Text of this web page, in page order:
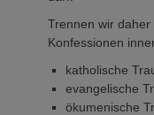
Trennen wir
Konfessionen
katholische
evangelische
ökumenische